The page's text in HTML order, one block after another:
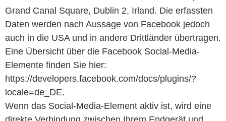
Grand Canal Square, Dublin 2, Irland. Die erfassten
Daten werden nach Aussage von Facebook jedoch
auch in die USA und in andere Drittländer übertragen.
Eine Übersicht über die Facebook Social-Media-
Elemente finden Sie hier:
https://developers.facebook.com/docs/plugins/?
locale=de_DE.
Wenn das Social-Media-Element aktiv ist, wird eine